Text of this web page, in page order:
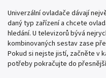
Univerzální ovladače dávají
daný typ zařízení a chcete
hledání. U televizorů bývá
kombinovaných sestav zase
Pokud si nejste jistí, začněte v
potřeby pokračujte do